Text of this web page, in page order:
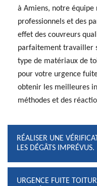
à Amiens, notre équipe
professionnels et des
effet des couvreurs
parfaitement travailler
type de matériaux de
pour votre urgence
obtenir les meilleures
méthodes et des
RÉALISER UNE
LES DÉGÂTS IMPRÉVUS.
URGENCE FUITE